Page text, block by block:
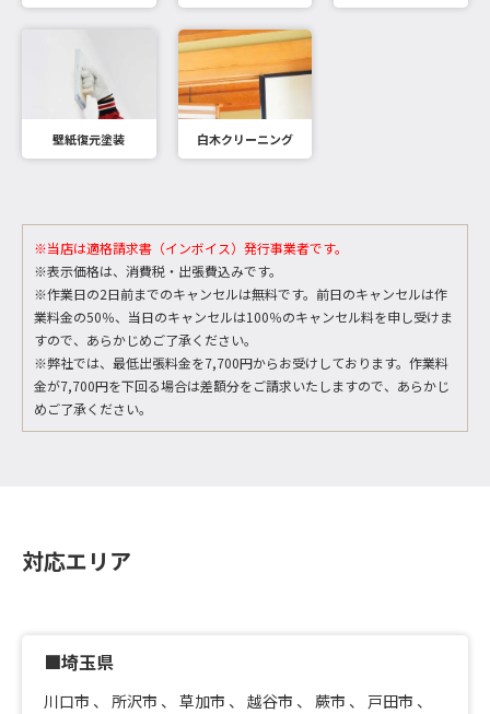
壁紙復元塗装 白木クリーニング
※当店は適格請求書（インボイス）発行事業者です。
※表示価格は、消費税・出張費込みです。
※作業日の2日前までのキャンセルは無料です。前日のキャンセルは作
業料金の50％、当日のキャンセルは100％のキャンセル料を申し受けま
すので、あらかじめご了承ください。
※弊社では、最低出張料金を7,700円からお受けしております。作業料
金が7,700円を下回る場合は差額分をご請求いたしますので、あらかじ
めご了承ください。
対応エリア
■埼玉県
川口市 、 所沢市 、 草加市 、 越谷市 、 蕨市 、 戸田市 、